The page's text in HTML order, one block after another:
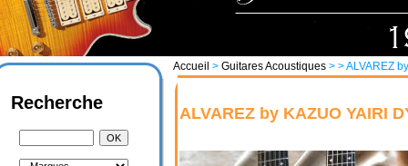
Accueil > Guitares Acoustiques > > ALVAREZ
ALVAREZ by KAZUO YAIRI
Recherche